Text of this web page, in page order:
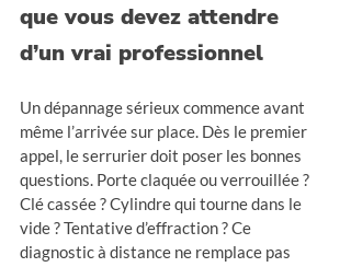
que vous devez attendre
d’un vrai professionnel
Un dépannage sérieux commence avant
même l’arrivée sur place. Dès le premier
appel, le serrurier doit poser les bonnes
questions. Porte claquée ou verrouillée ?
Clé cassée ? Cylindre qui tourne dans le
vide ? Tentative d’effraction ? Ce
diagnostic à distance ne remplace pas